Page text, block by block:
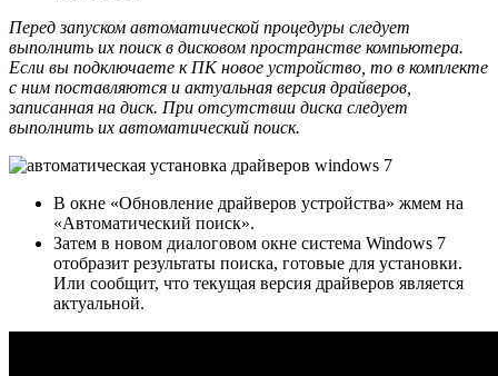
Перед запуском автоматической процедуры следует
выполнить их поиск в дисковом пространстве компьютера.
Если вы подключаете к ПК новое устройство, то в комплекте
с ним поставляются и актуальная версия драйверов,
записанная на диск. При отсутствии диска следует
выполнить их автоматический поиск.
В окне «Обновление драйверов устройства» жмем на
«Автоматический поиск».
Затем в новом диалоговом окне система Windows 7
отобразит результаты поиска, готовые для установки.
Или сообщит, что текущая версия драйверов является
актуальной.